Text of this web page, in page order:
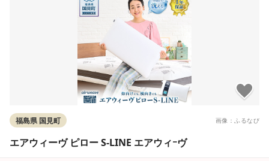
画像：ふるなび
福島県 国見町
エアウィーヴ ピロー S-LINE エアウィｰヴ